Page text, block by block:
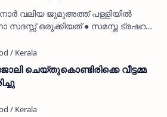
വലിയ ജുമുഅത്ത് പള്ളിയിൽ
സദസ്സ് ഒരുക്കിയത് ● സമസ്ത ട്രഷറർ
ചെയ്തുകൊണ്ടിരിക്കെ വീട്ടമ്മ